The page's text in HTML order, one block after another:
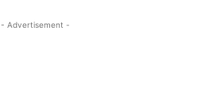
- Advertisement -